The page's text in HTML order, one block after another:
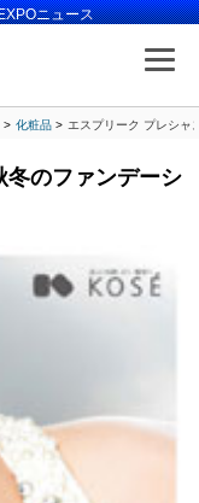
ニュース
化粧品 エスプリーク プレシャ
冬のファンデーシ